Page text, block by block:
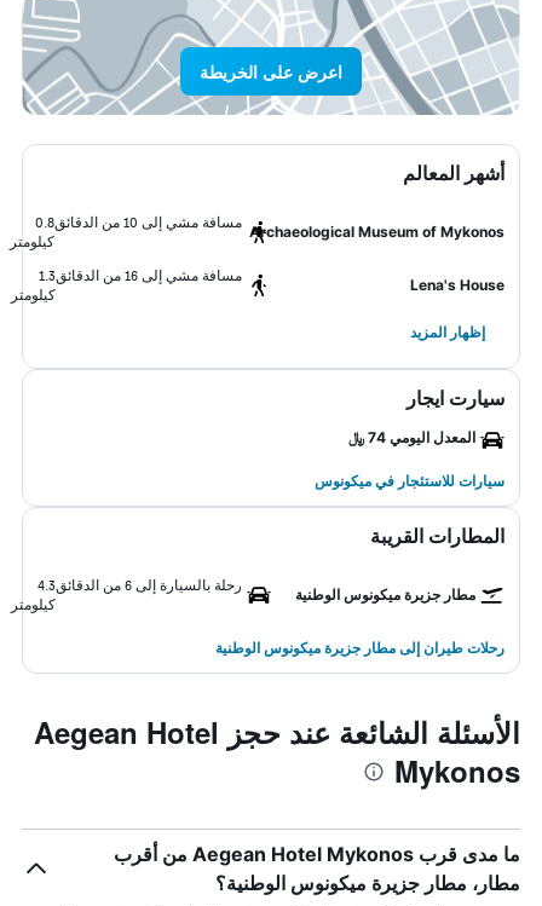
اعرض على الخريطة
أشهر المعالم
Archaeological Museum of Mykonos
مسافة مشي إلى 10 من الدقائق
0.8
كيلومتر
Lena's House
مسافة مشي إلى 16 من الدقائق
1.3
كيلومتر
إظهار المزيد
سيارت ايجار
المعدل اليومي 74 ﷼
سيارات للاستئجار في ميكونوس
المطارات القريبة
مطار جزيرة ميكونوس الوطنية
رحلة بالسيارة إلى 6 من الدقائق
4.3
كيلومتر
رحلات طيران إلى مطار جزيرة ميكونوس الوطنية
الأسئلة الشائعة عند حجز Aegean Hotel
Mykonos
ما مدى قرب Aegean Hotel Mykonos من أقرب
مطار، مطار جزيرة ميكونوس الوطنية؟